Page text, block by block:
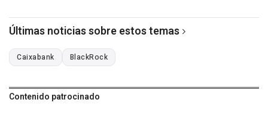
Últimas noticias sobre estos temas
Caixabank BlackRock
Contenido patrocinado